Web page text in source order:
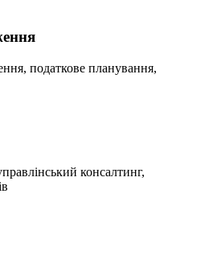
податкове планування,
консалтинг,